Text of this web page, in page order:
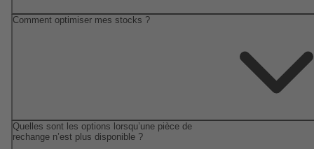
Comment optimiser mes stocks ?
Quelles sont les options lorsqu’une pièce de
rechange n’est plus disponible ?